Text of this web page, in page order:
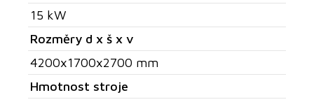
15 kW
Rozměry d x š x v
4200x1700x2700 mm
Hmotnost stroje